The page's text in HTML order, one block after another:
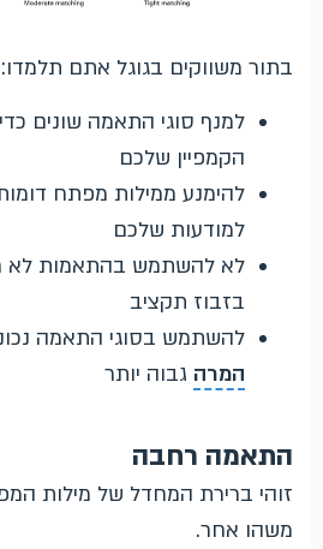
בתור משווקים בגוגל אתם תלמדו:
למנף סוגי התאמה שונים
הקמפיין שלכם
להימנע ממילות מפתח דומות
למודעות שלכם
לא להשתמש בהתאמות לא
בזבוז תקציב
להשתמש בסוגי התאמה
המרה גבוה יותר
התאמה רחבה
זוהי ברירת המחדל של מילות
משהו אחר.